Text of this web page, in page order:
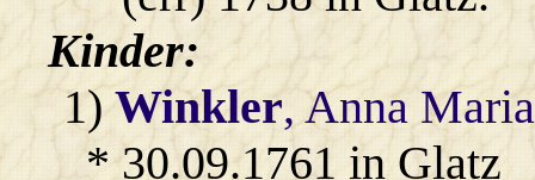
Kinder:
1)Winkler, Anna
* 30.09.1761 in Glatz